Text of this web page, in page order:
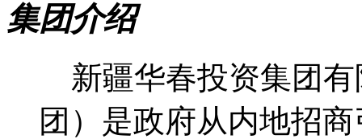
集团介绍
新疆华春投资集团有
团）是政府从内地招